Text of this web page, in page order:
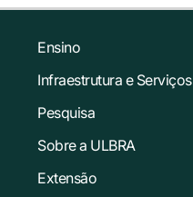
Ensino
Infraestrutura e Serviços
Pesquisa
Sobre a ULBRA
Extensão